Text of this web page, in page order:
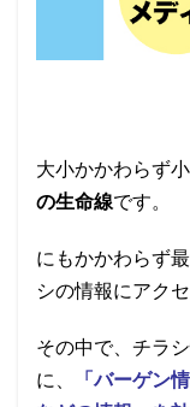
大小かかわらず
の生命線です。
にもかかわらず
シの情報にアク
その中で、チラ
に、
「バーゲン